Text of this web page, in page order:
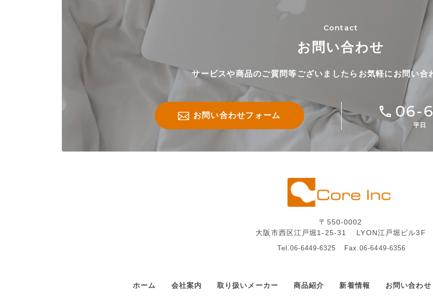
Contact
お問い合わせ
サービスや商品のご質問等ございましたら お気軽にお問い合
お問い合わせフォーム 06-
平日
〒550-0002
大阪市西区江戸堀1-25-31 LYON江戸堀ビル3F
Tel.06-6449-6325 Fax.06-6449-6356
ホーム 会社案内 取り扱いメーカー 商品紹介 新着情報 お問い合わせ